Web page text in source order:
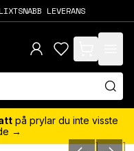
LEVERANS
items in cart,
på prylar du inte visste
→